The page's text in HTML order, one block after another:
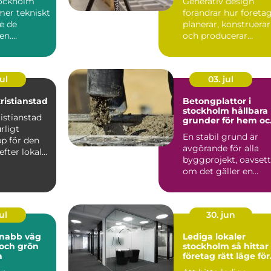
tekniskt
de
förändrar hur
planerar, konstruerar
och producerar
för den
lokalt
03. jul
Betongplattor i
stockholm hållbara
grunder för hem
En stabil grund är
avgörande för alla
byggprojekt, oavsett
om det gäller en
attefall...
grön
30. jun
Lediga lokaler
stockholm så hittar
företag rätt läge för